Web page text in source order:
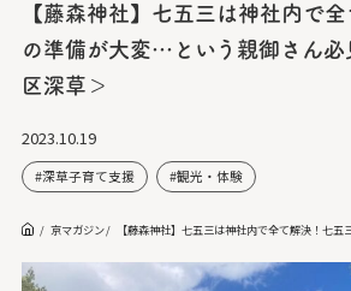
【藤森神社】七五三は神社内で
の準備が大変…という親御さん必
区深草＞
2023.10.19
深草子育て支援 観光・体験
京マガジン 【藤森神社】七五三は神社内で全て解決！七